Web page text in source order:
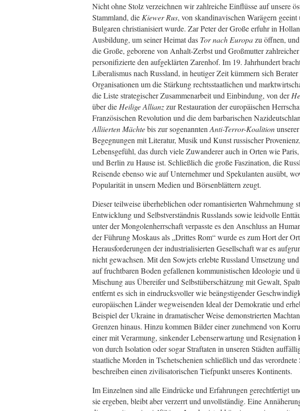
Nicht ohne Stolz verzeichnen wir zahlreiche Einflüsse auf unsere
Stammland, die Kiewer Rus, von skandinavischen Warägern
Bulgaren christianisiert wurde. Zar Peter der Große erfuhr in
Ausbildung, um seiner Heimat das Tor nach Europazu öffnen,
die Große, geborene von Anhalt-Zerbst und Großmutter
personifizierte den aufgeklärten Zarenhof. Im 19. Jahrhundert
Liberalismus nach Russland, in heutiger Zeit kümmern sich
Organisationen um die Stärkung rechtsstaatlichen und
die Liste strategischer Zusammenarbeit und Einbindung, von der
über die Heilige Allianzzur Restauration der europäischen
Französischen Revolution und die dem barbarischen
Alliierten Mächtebis zur sogenannten Anti-Terror-Koalitionunserer
Begegnungen mit Literatur, Musik und Kunst russischer
Lebensgefühl, das durch viele Zuwanderer auch in Orten wie
und Berlin zu Hause ist. Schließlich die große Faszination, die
Reisende ebenso wie auf Unternehmer und Spekulanten ausübt,
Popularität in unsern Medien und Börsenblättern zeugt.
Dieser teilweise überheblichen oder romantisierten Wahrnehmung
Entwicklung und Selbstverständnis Russlands sowie leidvolle
unter der Mongolenherrschaft verpasste es den Anschluss an
der Führung Moskaus als „Drittes Rom“ wurde es zum Hort der
Herausforderungen der industrialisierten Gesellschaft war es
nicht gewachsen. Mit den Sowjets erlebte Russland Umsetzung
auf fruchtbaren Boden gefallenen kommunistischen Ideologie und
Mischung aus Übereifer und Selbstüberschätzung mit Gewalt,
entfernt es sich in eindrucksvoller wie beängstigender
europäischen Länder wegweisenden Ideal der Demokratie und
Beispiel der Ukraine in dramatischer Weise demonstrierten
Grenzen hinaus. Hinzu kommen Bilder einer zunehmend von
einer mit Verarmung, sinkender Lebenserwartung und Resignation
von durch Isolation oder sogar Straftaten in unseren Städten
staatliche Morden in Tschetschenien schließlich und das
beschreiben einen zivilisatorischen Tiefpunkt unseres Kontinents.
Im Einzelnen sind alle Eindrücke und Erfahrungen gerechtfertigt
sie ergeben, bleibt aber verzerrt und unvollständig. Eine